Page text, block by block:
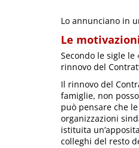
Lo annunciano in
Le
Secondo le sigle
rinnovo del
Il rinnovo del
famiglie, non
può pensare che
organizzazioni
istituita
colleghi del resto